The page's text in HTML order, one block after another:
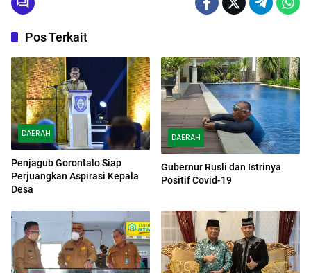
Pos Terkait
DAERAH
Penjagub Gorontalo Siap
Perjuangkan Aspirasi Kepala
Desa
DAERAH
Gubernur Rusli dan Istrinya
Positif Covid-19